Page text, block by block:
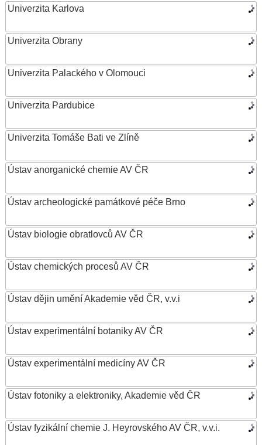
Univerzita Karlova
Univerzita Obrany
Univerzita Palackého v Olomouci
Univerzita Pardubice
Univerzita Tomáše Bati ve Zlíně
Ústav anorganické chemie AV ČR
Ústav archeologické památkové péče Brno
Ústav biologie obratlovců AV ČR
Ústav chemických procesů AV ČR
Ústav dějin umění Akademie věd ČR, v.v.i
Ústav experimentální botaniky AV ČR
Ústav experimentální medicíny AV ČR
Ústav fotoniky a elektroniky, Akademie věd ČR
Ústav fyzikální chemie J. Heyrovského AV ČR, v.v.i.